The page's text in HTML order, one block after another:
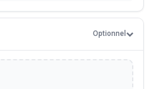
Optionnel